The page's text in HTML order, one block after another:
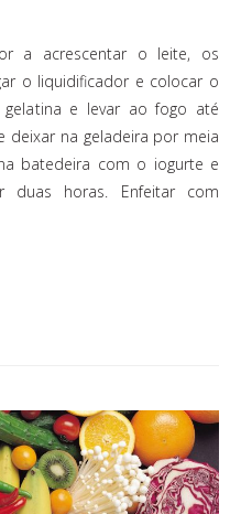
a acrescentar o leite, os
o liquidificador e colocar o
e levar ao fogo até
deixar na geladeira por meia
batedeira com o iogurte e
duas horas. Enfeitar com